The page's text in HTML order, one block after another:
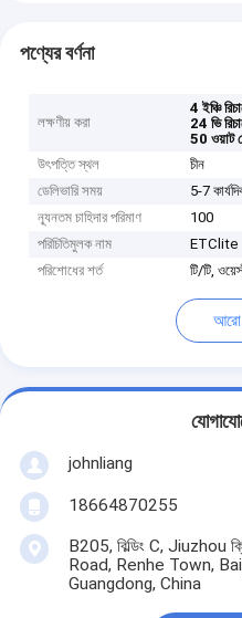
পণ্যের বর্ণনা
লক্ষণীয় করা
4 ইঞ্চি
24 ভি
50 ওয়াট
উৎপত্তি স্থল
চীন
ডেলিভারি সময়
5-7
ন্যূনতম চাহিদার পরিমাণ
100
পরিচিতিমুলক নাম
ETClite
পরিশোধের শর্ত
টি/টি,
আরো
johnliang
18664870255
B205, বিল্ডিং C, Jiuzhou
Road, Renhe Town,
Guangdong, China